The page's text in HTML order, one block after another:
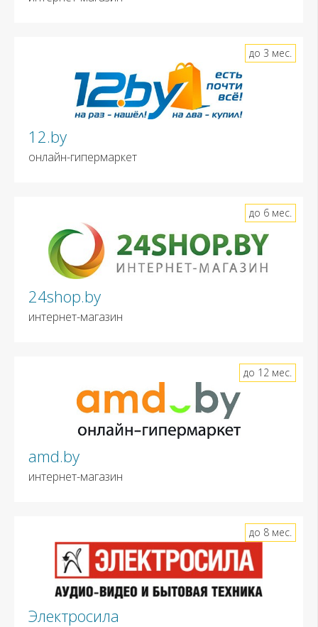
12.by
онлайн-гипермаркет
до 3 мес.
24shop.by
интернет-магазин
до 6 мес.
amd.by
интернет-магазин
до 12 мес.
Электросила
до 8 мес.